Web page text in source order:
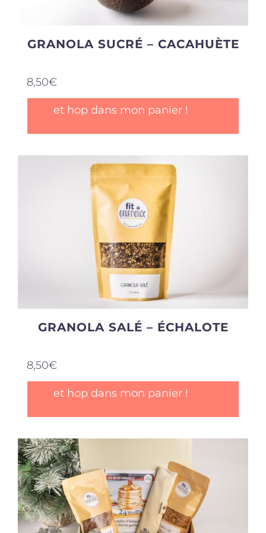
GRANOLA SUCRÉ – CACAHUÈTE
8,50€
et hop dans mon panier !
GRANOLA SALÉ – ÉCHALOTE
8,50€
et hop dans mon panier !